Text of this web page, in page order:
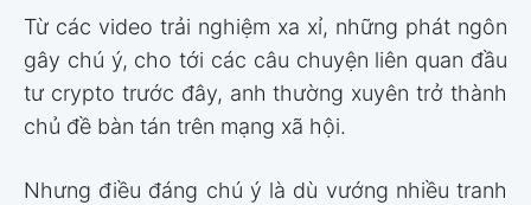
Từ các video trải nghiệm xa xỉ, những phát ngôn
gây chú ý, cho tới các câu chuyện liên quan đầu
tư crypto trước đây, anh thường xuyên trở thành
chủ đề bàn tán trên mạng xã hội.
Nhưng điều đáng chú ý là dù vướng nhiều tranh